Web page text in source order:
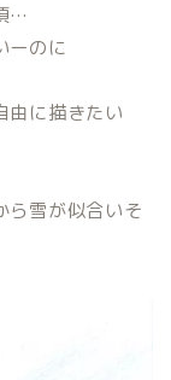
…
ーのに
由に描きたい
ら雪が似合いそ